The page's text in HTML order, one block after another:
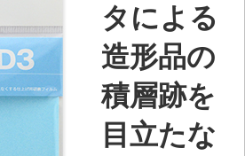
タによる
造形品の
積層跡を
目立たな